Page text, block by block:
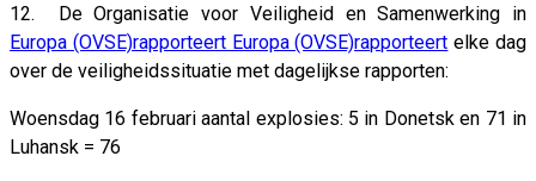
12. De Organisatie voor Veiligheid en Samenwerking in
Europa (OVSE)rapporteert Europa (OVSE)rapporteert elke dag
over de veiligheidssituatie met dagelijkse rapporten:
Woensdag 16 februari aantal explosies: 5 in Donetsk en 71 in
Luhansk = 76